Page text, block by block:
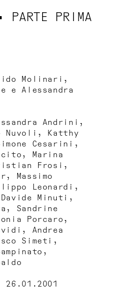
PARTE PRIMA
Molinari,
e Alessandra
Andrini,
Nuvoli, Katthy
Cesarini,
Marina
Frosi,
Massimo
Leonardi,
Minuti,
Sandrine
Porcaro,
Andrea
Simeti,